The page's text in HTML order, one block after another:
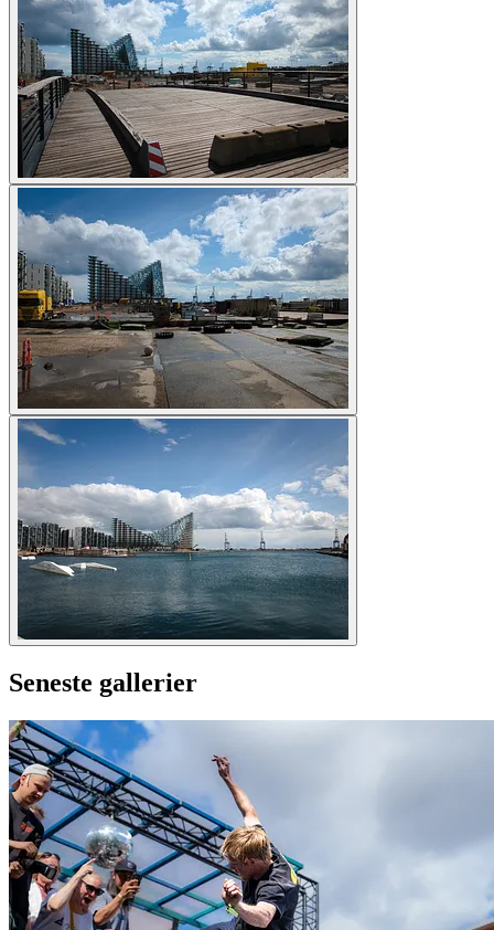
Seneste gallerier